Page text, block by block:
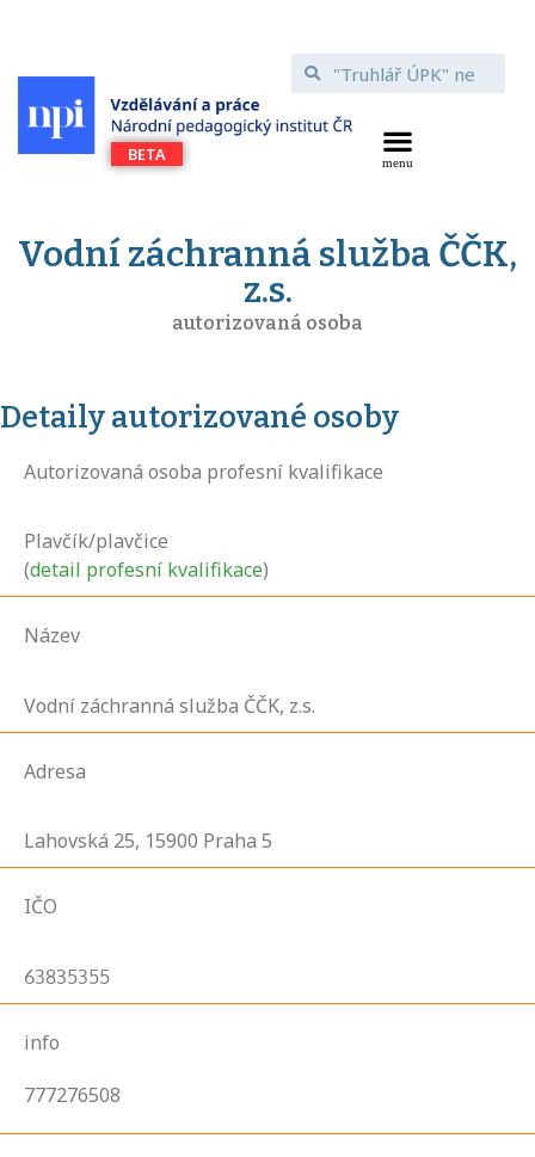
Vodní záchranná služba ČČK,
z.s.
autorizovaná osoba
Detaily autorizované osoby
Autorizovaná osoba profesní kvalifikace
Plavčík/plavčice
(detail profesní kvalifikace)
Název
Vodní záchranná služba ČČK, z.s.
Adresa
Lahovská 25, 15900 Praha 5
IČO
63835355
info
777276508